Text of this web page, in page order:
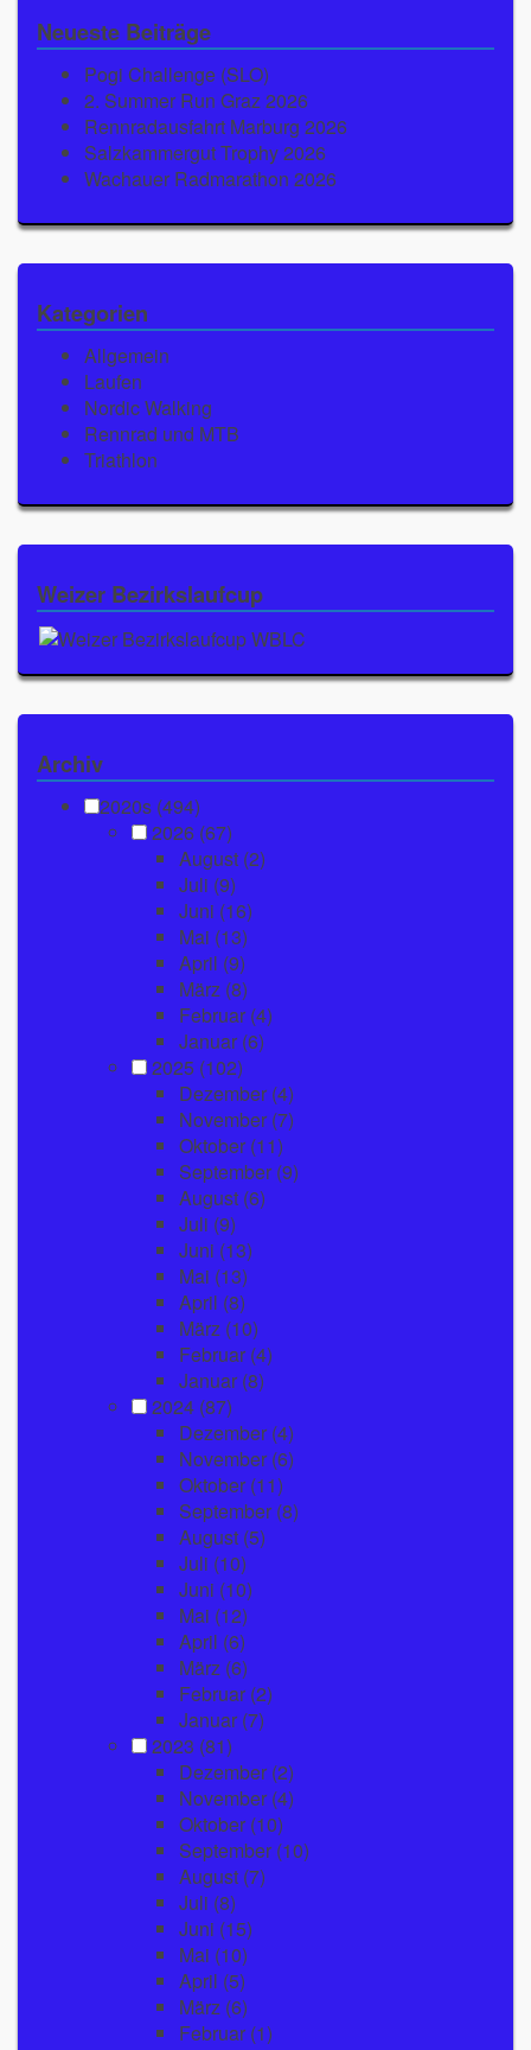
Neueste Beiträge
Pogi Challenge (SLO)
2. Summer Run Graz 2026
Rennradausfahrt Marburg 2026
Salzkammergut Trophy 2026
Wachauer Radmarathon 2026
Kategorien
Allgemein
Laufen
Nordic Walking
Rennrad und MTB
Triathlon
Weizer Bezirkslaufcup
Archiv
2020s (494)
2026 (67)
August (2)
Juli (9)
Juni (16)
Mai (13)
April (9)
März (8)
Februar (4)
Januar (6)
2025 (102)
Dezember (4)
November (7)
Oktober (11)
September (9)
August (6)
Juli (9)
Juni (13)
Mai (13)
April (8)
März (10)
Februar (4)
Januar (8)
2024 (87)
Dezember (4)
November (6)
Oktober (11)
September (8)
August (5)
Juli (10)
Juni (10)
Mai (12)
April (6)
März (6)
Februar (2)
Januar (7)
2023 (81)
Dezember (2)
November (4)
Oktober (10)
September (10)
August (7)
Juli (8)
Juni (15)
Mai (10)
April (5)
März (6)
Februar (1)